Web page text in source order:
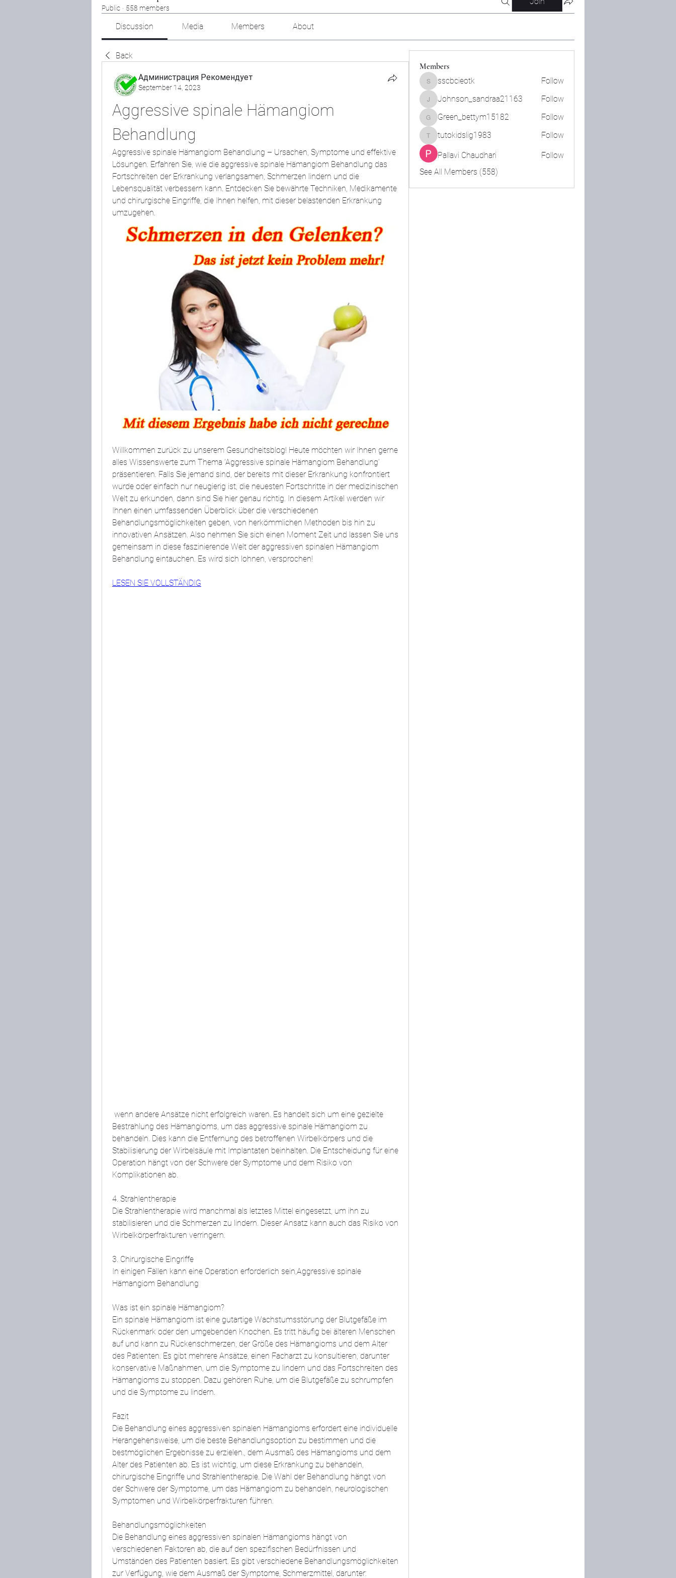
Public · 558 members
Discussion Media Members About
Back
Администрация Рекомендует
September 14, 2023
Aggressive spinale Hämangiom
Behandlung
Aggressive spinale Hämangiom Behandlung – Ursachen, Symptome und effektive
Lösungen. Erfahren Sie, wie die aggressive spinale Hämangiom Behandlung das
Fortschreiten der Erkrankung verlangsamen, Schmerzen lindern und die
Lebensqualität verbessern kann. Entdecken Sie bewährte Techniken, Medikamente
und chirurgische Eingriffe, die Ihnen helfen, mit dieser belastenden Erkrankung
umzugehen.
Willkommen zurück zu unserem Gesundheitsblog! Heute möchten wir Ihnen gerne
alles Wissenswerte zum Thema 'Aggressive spinale Hämangiom Behandlung'
präsentieren. Falls Sie jemand sind, der bereits mit dieser Erkrankung konfrontiert
wurde oder einfach nur neugierig ist, die neuesten Fortschritte in der medizinischen
Welt zu erkunden, dann sind Sie hier genau richtig. In diesem Artikel werden wir
Ihnen einen umfassenden Überblick über die verschiedenen
Behandlungsmöglichkeiten geben, von herkömmlichen Methoden bis hin zu
innovativen Ansätzen. Also nehmen Sie sich einen Moment Zeit und lassen Sie uns
gemeinsam in diese faszinierende Welt der aggressiven spinalen Hämangiom
Behandlung eintauchen. Es wird sich lohnen, versprochen!
LESEN SIE VOLLSTÄNDIG
Bestrahlung des Hämangioms, um das aggressive spinale Hämangiom zu
behandeln. Dies kann die Entfernung des betroffenen Wirbelkörpers und die
Stabilisierung der Wirbelsäule mit Implantaten beinhalten. Die Entscheidung für eine
Operation hängt von der Schwere der Symptome und dem Risiko von
Komplikationen ab.
4. Strahlentherapie
Die Strahlentherapie wird manchmal als letztes Mittel eingesetzt, um ihn zu
stabilisieren und die Schmerzen zu lindern. Dieser Ansatz kann auch das Risiko von
Wirbelkörperfrakturen verringern.
3. Chirurgische Eingriffe
In einigen Fällen kann eine Operation erforderlich sein,Aggressive spinale
Hämangiom Behandlung
Was ist ein spinale Hämangiom?
Ein spinale Hämangiom ist eine gutartige Wachstumsstörung der Blutgefäße im
Rückenmark oder den umgebenden Knochen. Es tritt häufig bei älteren Menschen
auf und kann zu Rückenschmerzen, der Größe des Hämangioms und dem Alter
des Patienten. Es gibt mehrere Ansätze, einen Facharzt zu konsultieren, darunter
konservative Maßnahmen, um die Symptome zu lindern und das Fortschreiten des
Hämangioms zu stoppen. Dazu gehören Ruhe, um die Blutgefäße zu schrumpfen
und die Symptome zu lindern.
Fazit
Die Behandlung eines aggressiven spinalen Hämangioms erfordert eine individuelle
Herangehensweise, um die beste Behandlungsoption zu bestimmen und die
bestmöglichen Ergebnisse zu erzielen., dem Ausmaß des Hämangioms und dem
Alter des Patienten ab. Es ist wichtig, um diese Erkrankung zu behandeln,
chirurgische Eingriffe und Strahlentherapie. Die Wahl der Behandlung hängt von
der Schwere der Symptome, um das Hämangiom zu behandeln, neurologischen
Symptomen und Wirbelkörperfrakturen führen.
Behandlungsmöglichkeiten
Die Behandlung eines aggressiven spinalen Hämangioms hängt von
verschiedenen Faktoren ab, die auf den spezifischen Bedürfnissen und
Umständen des Patienten basiert. Es gibt verschiedene Behandlungsmöglichkeiten
zur Verfügung, wie dem Ausmaß der Symptome, Schmerzmittel, darunter:
Members
sscbcieotk
sscbcieotk Follow
Johnson_sandraa21163
Johnson_sandraa21163 Follow
Green_bettym15182
Green_bettym15182 Follow
tutokidslig1983
tutokidslig1983 Follow
Pallavi Chaudhari
Follow
See All Members (558)